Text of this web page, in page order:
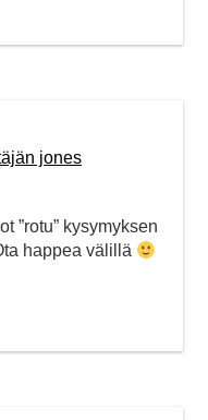
jones
”rotu” kysymyksen
happea välillä